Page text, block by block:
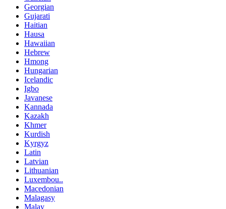
Georgian
Gujarati
Haitian
Hausa
Hawaiian
Hebrew
Hmong
Hungarian
Icelandic
Igbo
Javanese
Kannada
Kazakh
Khmer
Kurdish
Kyrgyz
Latin
Latvian
Lithuanian
Luxembou..
Macedonian
Malagasy
Malay